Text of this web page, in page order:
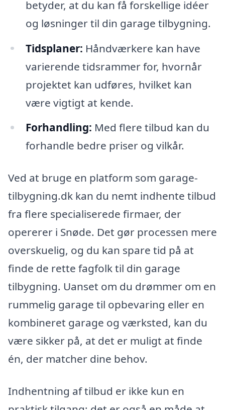
betyder, at du kan få forskellige idéer
og løsninger til din garage tilbygning.
Tidsplaner: Håndværkere kan have
varierende tidsrammer for, hvornår
projektet kan udføres, hvilket kan
være vigtigt at kende.
Forhandling: Med flere tilbud kan du
forhandle bedre priser og vilkår.
Ved at bruge en platform som garage-
tilbygning.dk kan du nemt indhente tilbud
fra flere specialiserede firmaer, der
opererer i Snøde. Det gør processen mere
overskuelig, og du kan spare tid på at
finde de rette fagfolk til din garage
tilbygning. Uanset om du drømmer om en
rummelig garage til opbevaring eller en
kombineret garage og værksted, kan du
være sikker på, at det er muligt at finde
én, der matcher dine behov.
Indhentning af tilbud er ikke kun en